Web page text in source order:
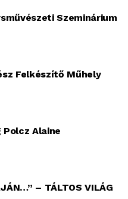
Szeminárium
Felkészítő Műhely
Polcz Alaine
– TÁLTOS VILÁG